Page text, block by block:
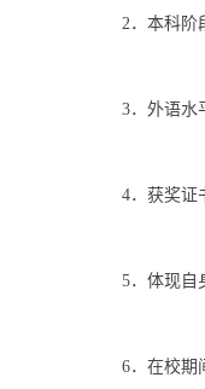
2．本科阶
3．外语水
4．获奖证
5．体现自
6．在校期